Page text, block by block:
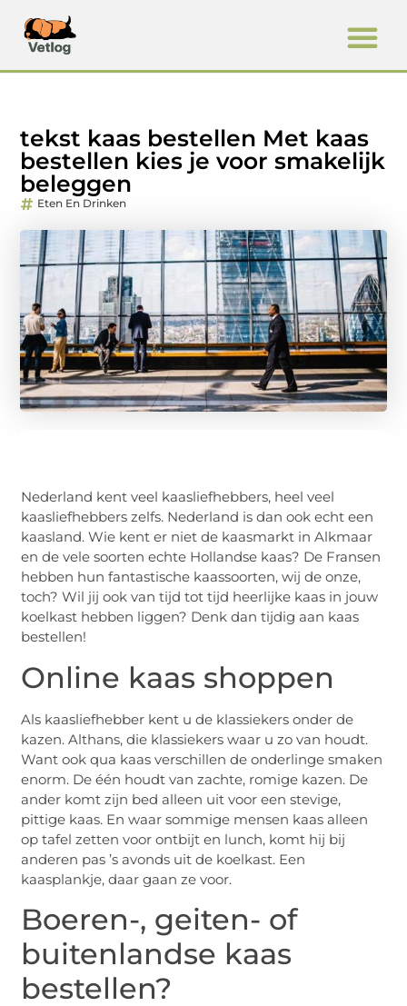
tekst kaas bestellen Met kaas
bestellen kies je voor smakelijk
beleggen
Eten En Drinken
Nederland kent veel kaasliefhebbers, heel veel
kaasliefhebbers zelfs. Nederland is dan ook echt een
kaasland. Wie kent er niet de kaasmarkt in Alkmaar
en de vele soorten echte Hollandse kaas? De Fransen
hebben hun fantastische kaassoorten, wij de onze,
toch? Wil jij ook van tijd tot tijd heerlijke kaas in jouw
koelkast hebben liggen? Denk dan tijdig aan kaas
bestellen!
Online kaas shoppen
Als kaasliefhebber kent u de klassiekers onder de
kazen. Althans, die klassiekers waar u zo van houdt.
Want ook qua kaas verschillen de onderlinge smaken
enorm. De één houdt van zachte, romige kazen. De
ander komt zijn bed alleen uit voor een stevige,
pittige kaas. En waar sommige mensen kaas alleen
op tafel zetten voor ontbijt en lunch, komt hij bij
anderen pas ’s avonds uit de koelkast. Een
kaasplankje, daar gaan ze voor.
Boeren-, geiten- of
buitenlandse kaas
bestellen?